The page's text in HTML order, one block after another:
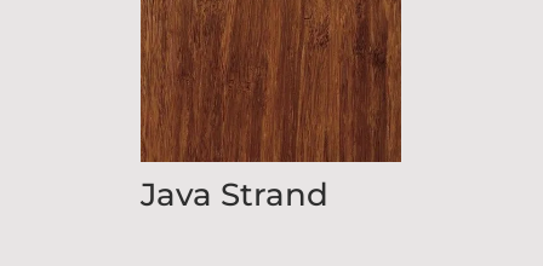
Java Strand